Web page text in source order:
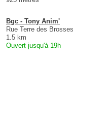
Bgc - Tony Anim'
Rue Terre des Brosses
1.5 km
Ouvert jusqu'à 19h